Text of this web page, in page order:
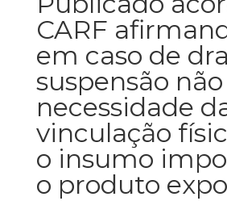
CARF
em caso de
suspensão
necessidade
vinculação
o insumo
o produto